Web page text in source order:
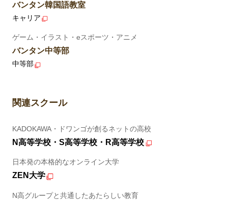
バンタン韓国語教室
キャリア
ゲーム・イラスト・eスポーツ・アニメ
バンタン中等部
中等部
関連スクール
KADOKAWA・ドワンゴが創るネットの高校
N高等学校・S高等学校・R高等学校
日本発の本格的なオンライン大学
ZEN大学
N高グループと共通したあたらしい教育